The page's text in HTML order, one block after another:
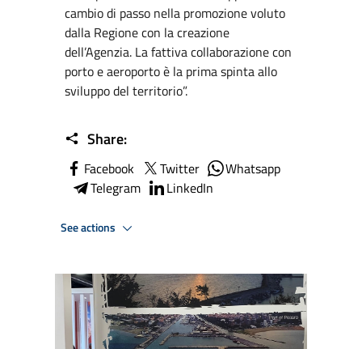
cambio di passo nella promozione voluto
dalla Regione con la creazione
dell’Agenzia. La fattiva collaborazione con
porto e aeroporto è la prima spinta allo
sviluppo del territorio”.
Share:
Facebook Twitter
Whatsapp
Telegram
LinkedIn
See actions